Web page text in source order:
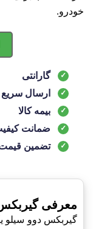
خودرو.
گارانتی
ارسال سریع
بیمه کالا
ضمانت
تضمین
معرفی
گیربکس دوو سیلو